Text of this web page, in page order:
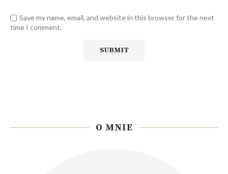
Save my name, email, and website in this browser for the next
time I comment.
O MNIE